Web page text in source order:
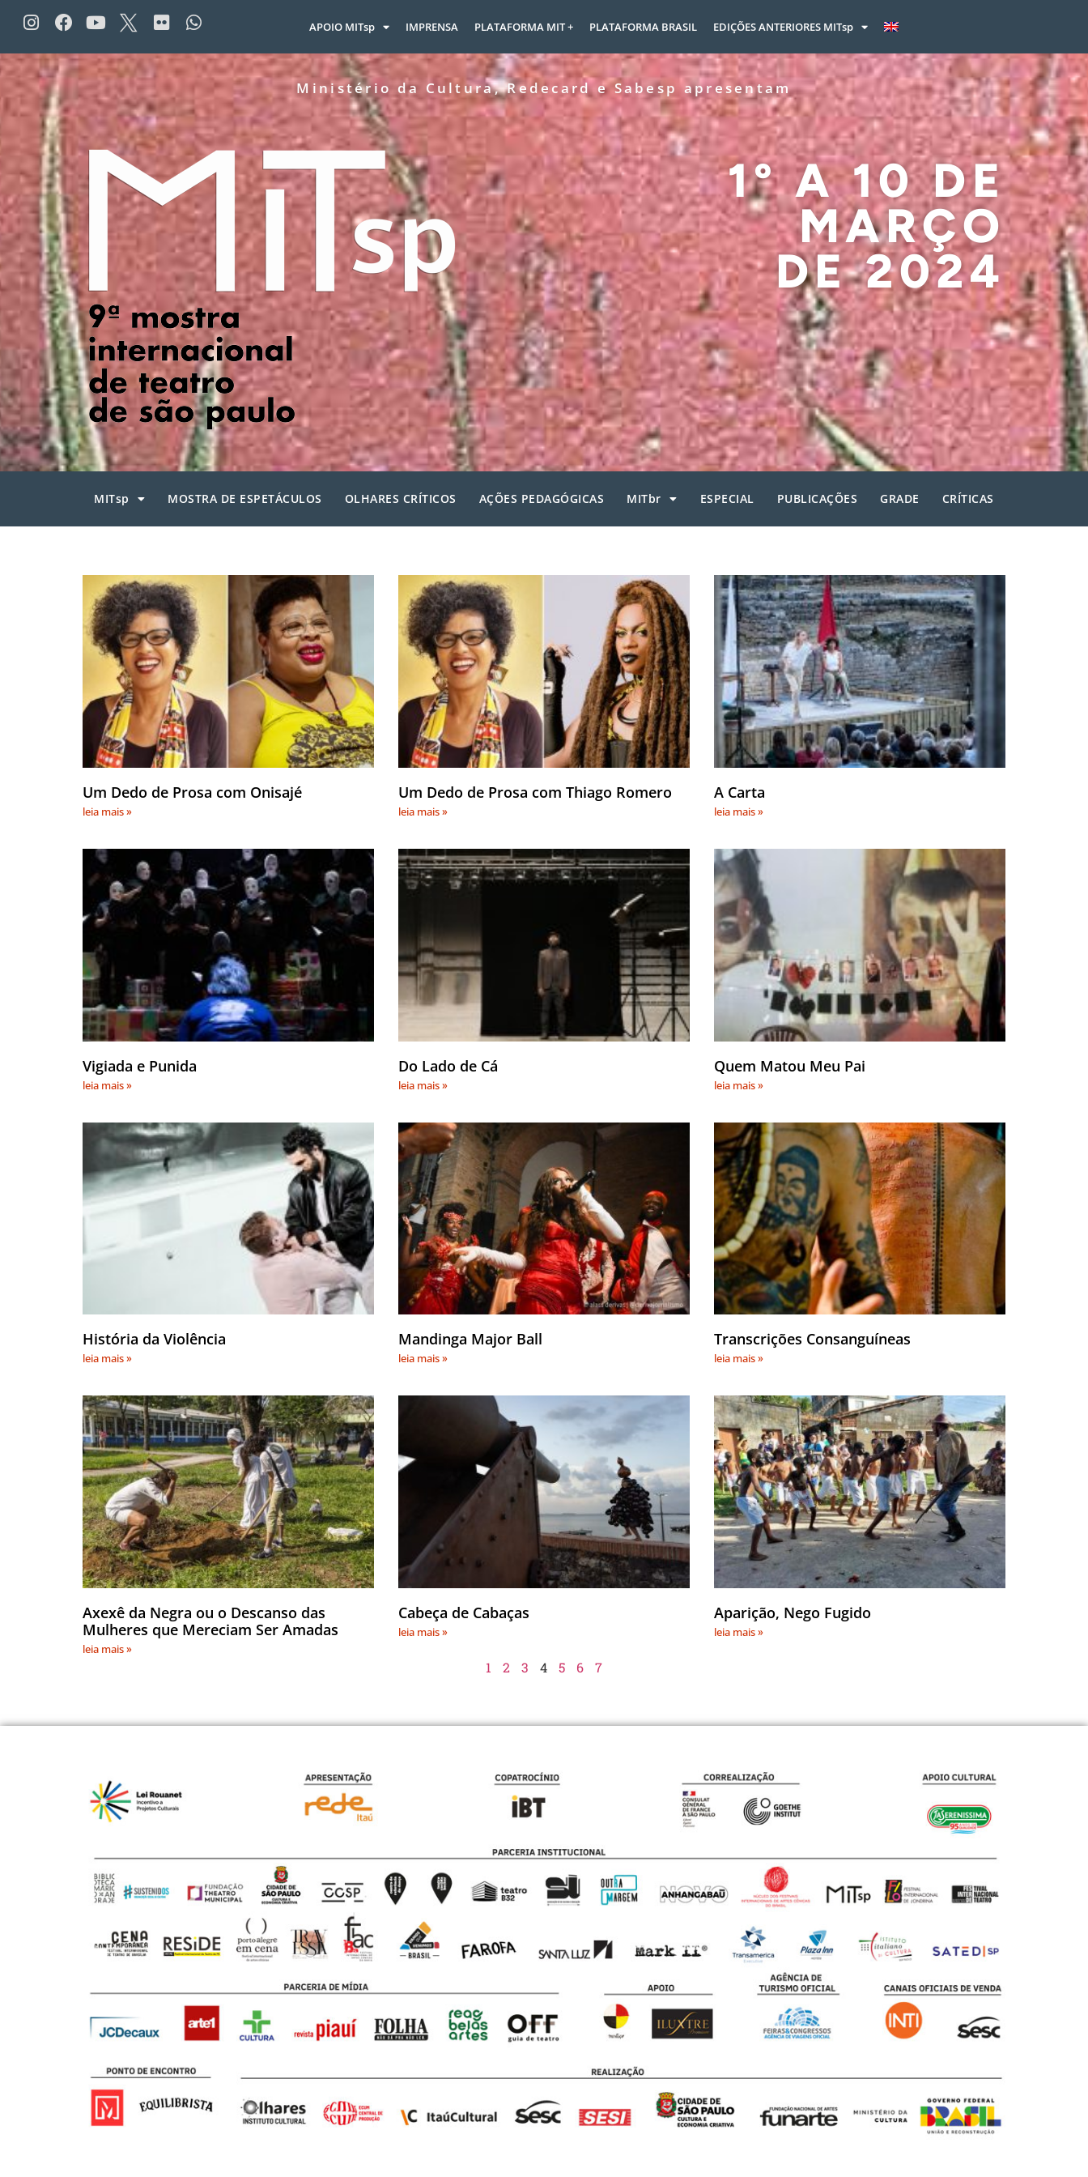
APOIO MITsp IMPRENSA PLATAFORMA MIT + PLATAFORMA BRASIL EDIÇÕES ANTERIORES MITsp
Ministério da Cultura, Redecard e Sabesp apresentam
1º A 10 DE
MARÇO
DE 2024
MITsp MOSTRA DE ESPETÁCULOS OLHARES CRÍTICOS AÇÕES PEDAGÓGICAS MITbr ESPECIAL PUBLICAÇÕES GRADE CRÍTICAS
Um Dedo de Prosa com Onisajé
leia mais »
Um Dedo de Prosa com Thiago Romero
leia mais »
A Carta
leia mais »
Vigiada e Punida
leia mais »
Do Lado de Cá
leia mais »
Quem Matou Meu Pai
leia mais »
História da Violência
leia mais »
Mandinga Major Ball
leia mais »
Transcrições Consanguíneas
leia mais »
Axexê da Negra ou o Descanso das
Mulheres que Mereciam Ser Amadas
leia mais »
Cabeça de Cabaças
leia mais »
Aparição, Nego Fugido
leia mais »
1 2 3 4 5 6 7